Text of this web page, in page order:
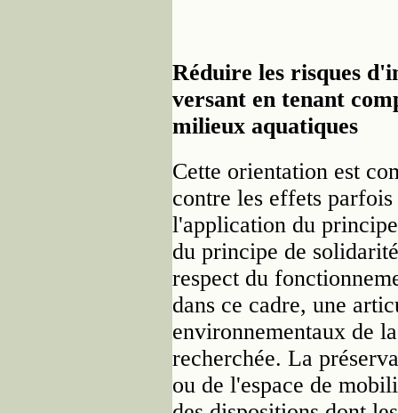
Réduire les risques
versant en tenant
milieux aquatiques
Cette orientation est
contre les effets parfois
l'application du
du principe de
respect du
dans ce cadre, une
environnementaux de
recherchée. La
ou de l'espace de